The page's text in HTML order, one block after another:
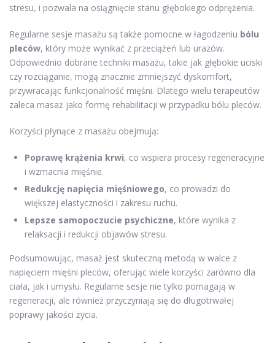
stresu, i pozwala na osiągnięcie stanu głębokiego odprężenia.
Regularne sesje masażu są także pomocne w łagodzeniu bólu
pleców, który może wynikać z przeciążeń lub urazów.
Odpowiednio dobrane techniki masażu, takie jak głębokie uciski
czy rozciąganie, mogą znacznie zmniejszyć dyskomfort,
przywracając funkcjonalność mięśni. Dlatego wielu terapeutów
zaleca masaż jako formę rehabilitacji w przypadku bólu pleców.
Korzyści płynące z masażu obejmują:
Poprawę krążenia krwi, co wspiera procesy regeneracyjne
i wzmacnia mięśnie.
Redukcję napięcia mięśniowego, co prowadzi do
większej elastyczności i zakresu ruchu.
Lepsze samopoczucie psychiczne, które wynika z
relaksacji i redukcji objawów stresu.
Podsumowując, masaż jest skuteczną metodą w walce z
napięciem mięśni pleców, oferując wiele korzyści zarówno dla
ciała, jak i umysłu. Regularne sesje nie tylko pomagają w
regeneracji, ale również przyczyniają się do długotrwałej
poprawy jakości życia.